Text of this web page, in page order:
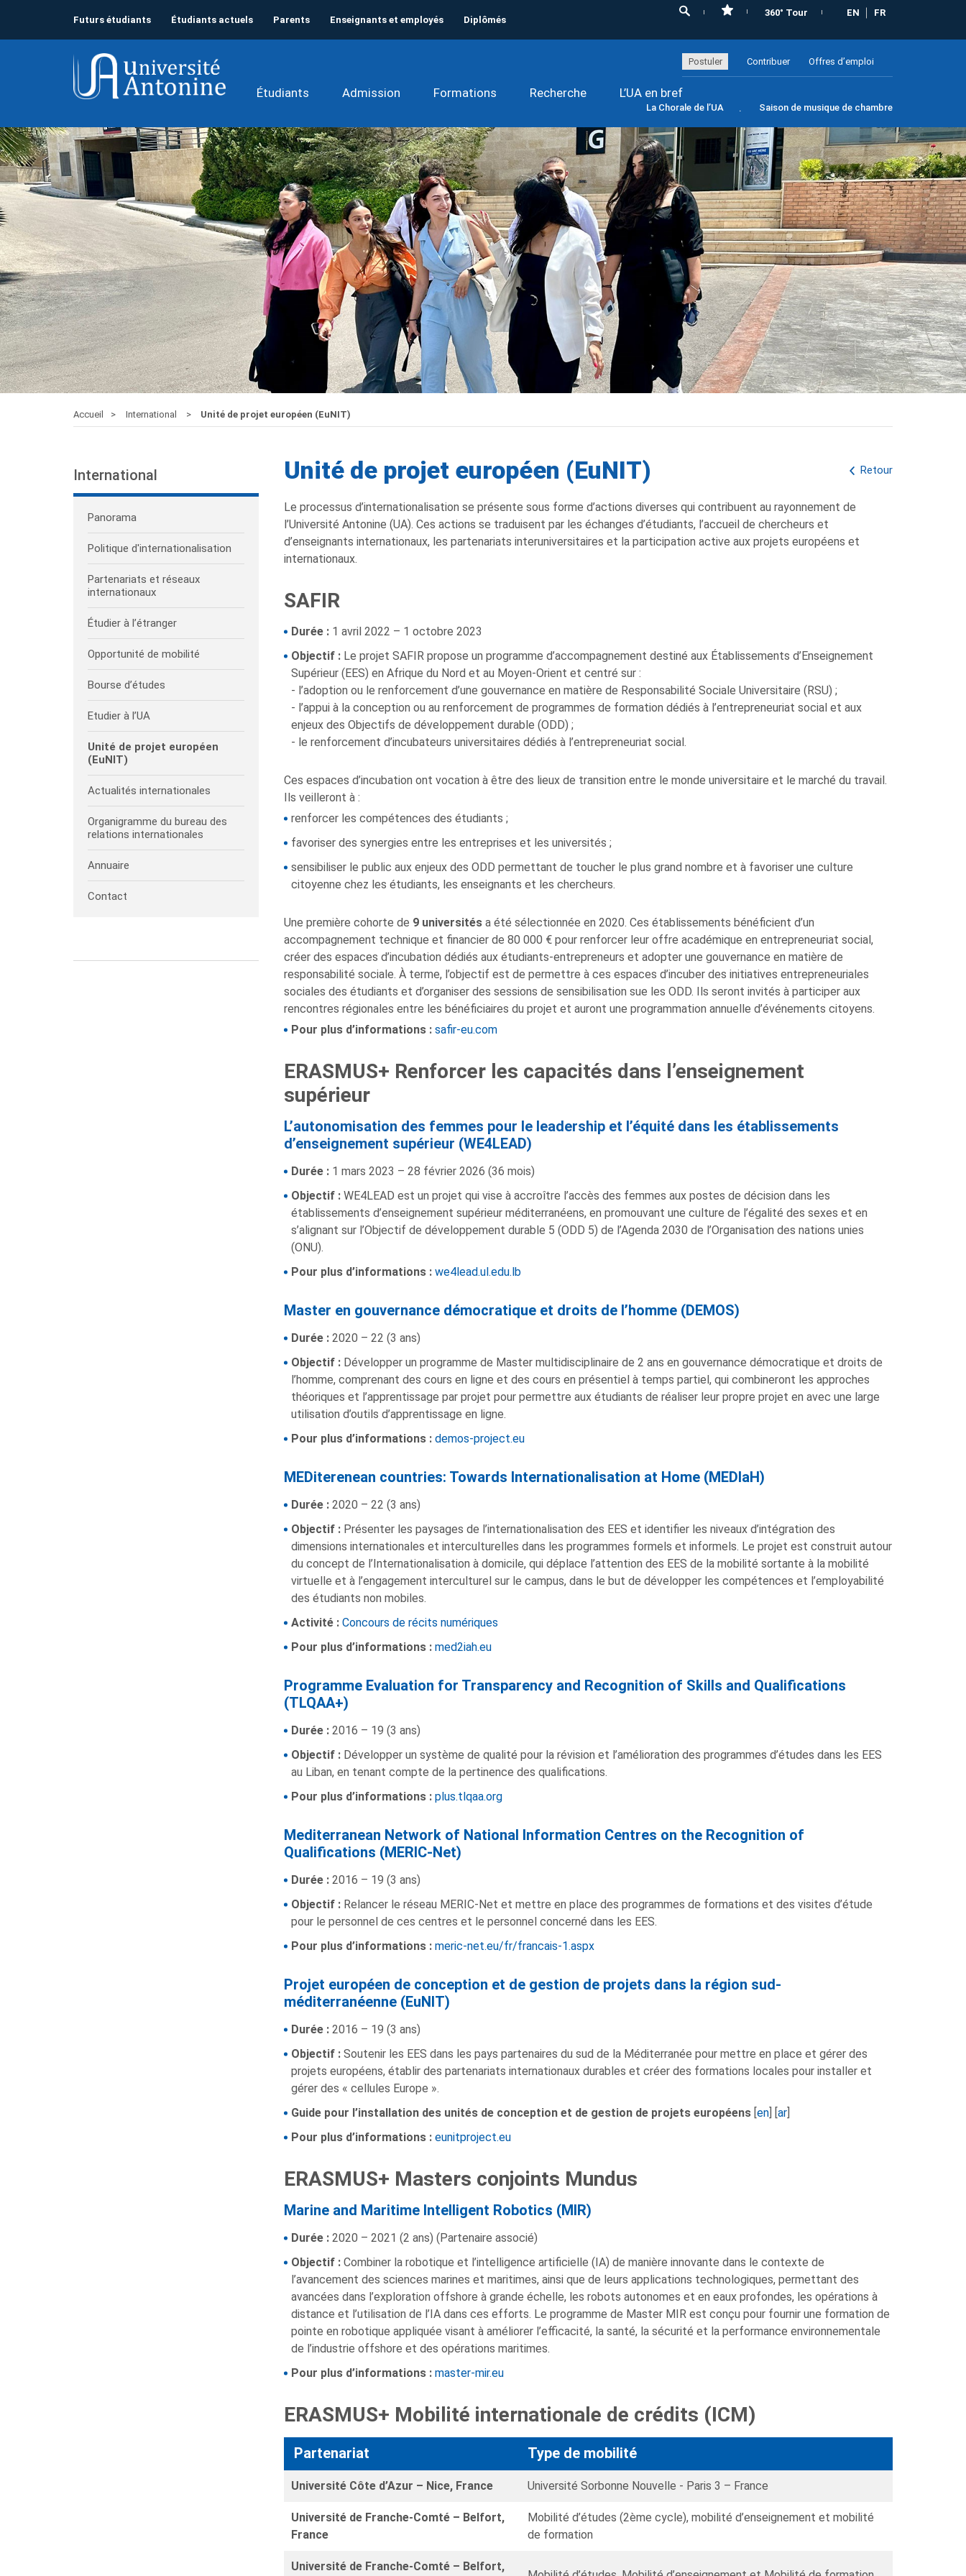
Futurs étudiants Étudiants actuels Parents Enseignants et employés Diplômés
360° Tour EN FR
Postuler Contribuer Offres d’emploi
Étudiants Admission Formations Recherche L’UA en bref
La Chorale de l’UA Saison de musique de chambre
Accueil International Unité de projet européen (EuNIT)
International
Panorama
Politique d'internationalisation
Partenariats et réseaux
internationaux
Étudier à l’étranger
Opportunité de mobilité
Bourse d’études
Etudier à l’UA
Unité de projet européen
(EuNIT)
Actualités internationales
Organigramme du bureau des
relations internationales
Annuaire
Contact
Retour
Unité de projet européen (EuNIT)
Le processus d’internationalisation se présente sous forme d’actions diverses qui contribuent au rayonnement de
l’Université Antonine (UA). Ces actions se traduisent par les échanges d’étudiants, l’accueil de chercheurs et
d’enseignants internationaux, les partenariats interuniversitaires et la participation active aux projets européens et
internationaux.
SAFIR
Durée : 1 avril 2022 – 1 octobre 2023
Objectif : Le projet SAFIR propose un programme d’accompagnement destiné aux Établissements d’Enseignement
Supérieur (EES) en Afrique du Nord et au Moyen-Orient et centré sur :
- l’adoption ou le renforcement d’une gouvernance en matière de Responsabilité Sociale Universitaire (RSU) ;
- l’appui à la conception ou au renforcement de programmes de formation dédiés à l’entrepreneuriat social et aux
enjeux des Objectifs de développement durable (ODD) ;
- le renforcement d’incubateurs universitaires dédiés à l’entrepreneuriat social.
Ces espaces d’incubation ont vocation à être des lieux de transition entre le monde universitaire et le marché du travail.
Ils veilleront à :
renforcer les compétences des étudiants ;
favoriser des synergies entre les entreprises et les universités ;
sensibiliser le public aux enjeux des ODD permettant de toucher le plus grand nombre et à favoriser une culture
citoyenne chez les étudiants, les enseignants et les chercheurs.
Une première cohorte de 9 universitésa été sélectionnée en 2020. Ces établissements bénéficient d’un
accompagnement technique et financier de 80 000 € pour renforcer leur offre académique en entrepreneuriat social,
créer des espaces d’incubation dédiés aux étudiants-entrepreneurs et adopter une gouvernance en matière de
responsabilité sociale. À terme, l’objectif est de permettre à ces espaces d’incuber des initiatives entrepreneuriales
sociales des étudiants et d’organiser des sessions de sensibilisation sue les ODD. Ils seront invités à participer aux
rencontres régionales entre les bénéficiaires du projet et auront une programmation annuelle d’événements citoyens.
Pour plus d’informations : safir-eu.com
ERASMUS+ Renforcer les capacités dans l’enseignement
supérieur
L’autonomisation des femmes pour le leadership et l’équité dans les établissements
d’enseignement supérieur (WE4LEAD)
Durée : 1 mars 2023 – 28 février 2026 (36 mois)
Objectif :WE4LEAD est un projet qui vise à accroître l’accès des femmes aux postes de décision dans les
établissements d’enseignement supérieur méditerranéens, en promouvant une culture de l’égalité des sexes et en
s’alignant sur l’Objectif de développement durable 5 (ODD 5) de l’Agenda 2030 de l’Organisation des nations unies
(ONU).
Pour plus d’informations : we4lead.ul.edu.lb
Master en gouvernance démocratique et droits de l’homme (DEMOS)
Durée : 2020 – 22 (3 ans)
Objectif : Développer un programme de Master multidisciplinaire de 2 ans en gouvernance démocratique et droits de
l’homme, comprenant des cours en ligne et des cours en présentiel à temps partiel, qui combineront les approches
théoriques et l’apprentissage par projet pour permettre aux étudiants de réaliser leur propre projet en avec une large
utilisation d’outils d’apprentissage en ligne.
Pour plus d’informations : demos-project.eu
MEDiterenean countries: Towards Internationalisation at Home (MEDIaH)
Durée : 2020 – 22 (3 ans)
Objectif :Présenter les paysages de l’internationalisation des EES et identifier les niveaux d’intégration des
dimensions internationales et interculturelles dans les programmes formels et informels. Le projet est construit autour
du concept de l’Internationalisation à domicile, qui déplace l’attention des EES de la mobilité sortante à la mobilité
virtuelle et à l’engagement interculturel sur le campus, dans le but de développer les compétences et l’employabilité
des étudiants non mobiles.
Activité : Concours de récits numériques
Pour plus d’informations : med2iah.eu
Programme Evaluation for Transparency and Recognition of Skills and Qualifications
(TLQAA+)
Durée :2016 – 19 (3 ans)
Objectif :Développer un système de qualité pour la révision et l’amélioration des programmes d’études dans les EES
au Liban, en tenant compte de la pertinence des qualifications.
Pour plus d’informations : plus.tlqaa.org
Mediterranean Network of National Information Centres on the Recognition of
Qualifications (MERIC-Net)
Durée : 2016 – 19 (3 ans)
Objectif : Relancer le réseau MERIC-Net et mettre en place des programmes de formations et des visites d’étude
pour le personnel de ces centres et le personnel concerné dans les EES.
Pour plus d’informations : meric-net.eu/fr/francais-1.aspx
Projet européen de conception et de gestion de projets dans la région sud-
méditerranéenne (EuNIT)
Durée : 2016 – 19 (3 ans)
Objectif :Soutenir les EES dans les pays partenaires du sud de la Méditerranée pour mettre en place et gérer des
projets européens, établir des partenariats internationaux durables et créer des formations locales pour installer et
gérer des « cellules Europe ».
Guide pour l’installation des unités de conception et de gestion de projets européens[en] [ar]
Pour plus d’informations : eunitproject.eu
ERASMUS+ Masters conjoints Mundus
Marine and Maritime Intelligent Robotics (MIR)
Durée : 2020 – 2021 (2 ans) (Partenaire associé)
Objectif :Combiner la robotique et l’intelligence artificielle (IA) de manière innovante dans le contexte de
l’avancement des sciences marines et maritimes, ainsi que de leurs applications technologiques, permettant des
avancées dans l’exploration offshore à grande échelle, les robots autonomes et en eaux profondes, les opérations à
distance et l’utilisation de l’IA dans ces efforts. Le programme de Master MIR est conçu pour fournir une formation de
pointe en robotique appliquée visant à améliorer l’efficacité, la santé, la sécurité et la performance environnementale
de l’industrie offshore et des opérations maritimes.
Pour plus d’informations : master-mir.eu
ERASMUS+ Mobilité internationale de crédits (ICM)
Partenariat Type de mobilité
Université Côte d’Azur – Nice, France Université Sorbonne Nouvelle - Paris 3 – France
Université de Franche-Comté – Belfort,
France
Mobilité d’études (2ème cycle), mobilité d’enseignement et mobilité
de formation
Université de Franche-Comté – Belfort,